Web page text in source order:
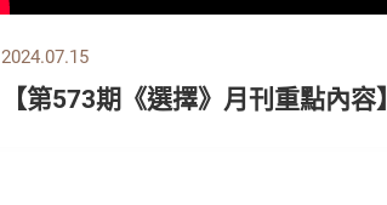
2024.07.15
【第573期《選擇》月刊重點內容】